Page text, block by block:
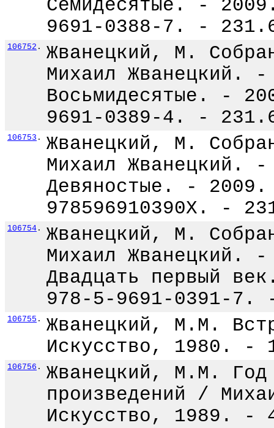
Семидесятые. -
9691-0388-7. -
106752 .
Жванецкий, М.
Михаил
Восьмидесятые. -
9691-0389-4. -
106753 .
Жванецкий, М.
Михаил
Девяностые. -
978596910390X. -
106754 .
Жванецкий, М.
Михаил
Двадцать первый
978-5-9691-0391-7.
106755 .
Жванецкий, М.М.
Искусство, 1980. -
106756 .
Жванецкий, М.М.
произведений /
Искусство, 1989.